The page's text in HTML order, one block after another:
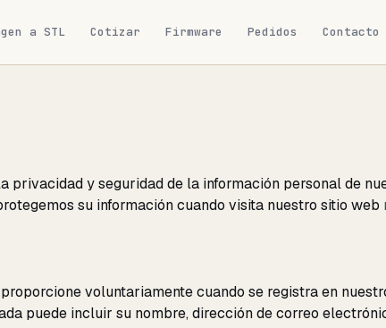
a STL Cotizar Firmware Pedidos Contacto
privacidad y seguridad de la información personal de
su información cuando visita nuestro sitio web
voluntariamente cuando se registra en
puede incluir su nombre, dirección de correo